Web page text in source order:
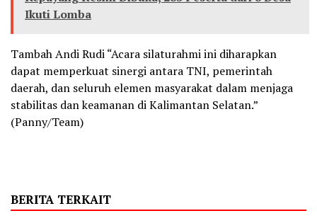
Ikuti Lomba
Tambah Andi Rudi “Acara silaturahmi ini diharapkan
dapat memperkuat sinergi antara TNI, pemerintah
daerah, dan seluruh elemen masyarakat dalam menjaga
stabilitas dan keamanan di Kalimantan Selatan.”
(Panny/Team)
BERITA TERKAIT